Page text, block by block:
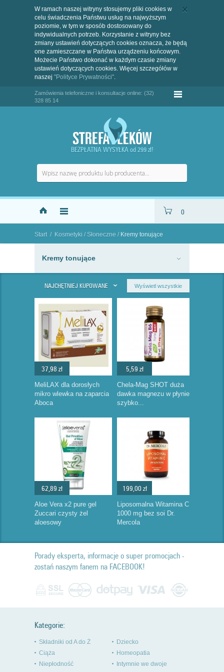
W ramach naszej witryny stosujemy pliki cookies w
celu świadczenia Państwu usług na najwyższym
poziomie, w tym w sposób dostosowany do
indywidualnych potrzeb. Korzystanie z witryny bez
zmiany ustawień dotyczących cookies oznacza, że będą
one zamieszczane w Państwa urządzeniu końcowym.
Możecie Państwo dokonać w każdym czasie zmiany
ustawień dotyczących cookies. Więcej szczegółów w
naszej "Polityce Prywatności".
Zamówienia telefoniczne i konsultacje online: (32)
328 85 14
BEZPŁATNA WYSYŁKA od 299 zł!
0
Start / Kosmetyki / Słoneczne / Kremy tonujące
"
Kremy tonujące
NAJCHĘTNIEJ KUPOWANE Wyświetl wszystkie
37,98 zł
MeliLAX dla dorosłych
mikro wlewka na zaparcia
Aboca
5,59 zł
Chela-Mag SHOT duża
dawka magnezu w płynie
szybko...
62,89 zł
Aloe Vera x2 pure gel
Zuccari czysty żel
aloesowy
199,00 zł
Liposomalna Witamina C
1000 mg bez soi Dr.
Mercola
Porady eksperta, informacje o super promocjach -
zostań naszym fanem na FACEBOOK!
Kategorie:
Składniki od A do Ż
Ciąża
Niepłodność
Dziecko
Homeopatia
Intymnie we dwoje